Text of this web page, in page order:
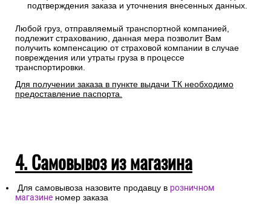
подтверждения заказа и уточнения внесенных данных.
Любой груз, отправляемый транспортной компанией,
подлежит страхованию, данная мера позволит Вам
получить компенсацию от страховой компании в случае
повреждения или утраты груза в процессе
транспортировки.
Для получении заказа в пункте выдачи ТК необходимо
предоставление паспорта.
4. Самовывоз из магазина
Для самовывоза назовите продавцу в розничном
магазине номер заказа